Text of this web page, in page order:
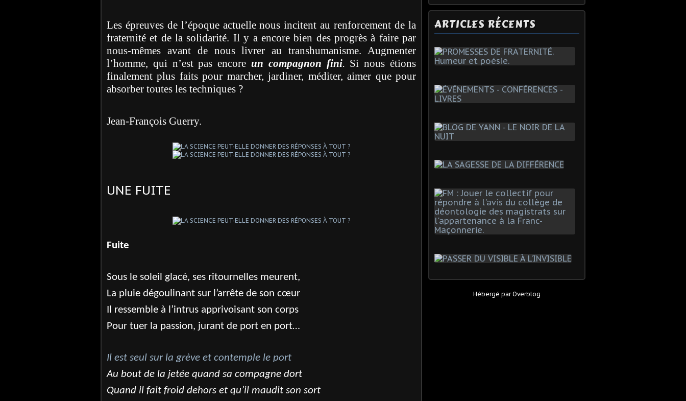
Les épreuves de l’époque actuelle nous incitent au renforcement de la
fraternité et de la solidarité. Il y a encore bien des progrès à faire par
nous-mêmes avant de nous livrer au transhumanisme. Augmenter
l’homme, qui n’est pas encore un compagnon fini. Si nous étions
finalement plus faits pour marcher, jardiner, méditer, aimer que pour
absorber toutes les techniques ?
Jean-François Guerry.
UNE FUITE
Fuite
Sous le soleil glacé, ses ritournelles meurent,
La pluie dégoulinant sur l’arrête de son cœur
Il ressemble à l’intrus apprivoisant son corps
Pour tuer la passion, jurant de port en port…
Il est seul sur la grève et contemple le port
Au bout de la jetée quand sa compagne dort
Quand il fait froid dehors et qu’il maudit son sort
ARTICLES RÉCENTS
Hébergé parOverblog